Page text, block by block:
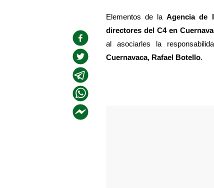
Elementos de la Agencia de
directores del C4 en
al asociarles la
Cuernavaca, Rafael Botello.